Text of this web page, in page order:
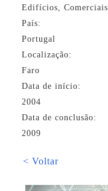
Edifícios, Comerciais
País:
Portugal
Localização:
Faro
Data de início:
2004
Data de conclusão:
2009
< Voltar